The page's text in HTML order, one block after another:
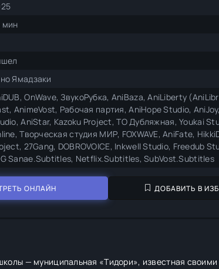
мин
Ямадзаки
OnWave, ЗвукоРубка, AniBaza, AniLiberty
AnimeVost, Рабочая партия, AniHope Studio,
AniStar, Kazoku Project, ТО Дубляжная, Youkai
Творческая студия МИР, FOXWAVE, AniFate,
27Gang, DOBROVOICE, Inkwell Studio, Freedub
Sanae.Subtitles, Netflix.Subtitles, SubVost.Subtitles
ОНЛАЙН ДОБАВИТЬ В
— муниципальная «Тидори», известная